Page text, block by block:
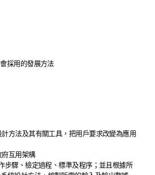
採用的發展方法
方法及其有關工具，把用戶要求改變為應用
互用架構
步驟、檢定過程、標準及程序；並且根據所